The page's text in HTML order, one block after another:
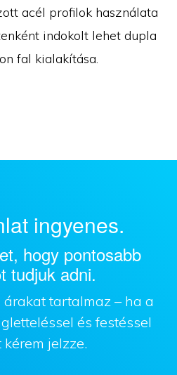
acél profilok használata
indokolt lehet dupla
fal kialakítása.
ingyenes.
hogy pontosabb
tudjuk adni.
tartalmaz – ha a
és festéssel
kérem jelzze.